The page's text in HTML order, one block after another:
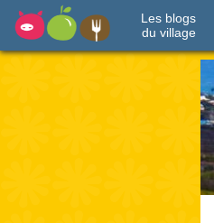
Les blogs
du village